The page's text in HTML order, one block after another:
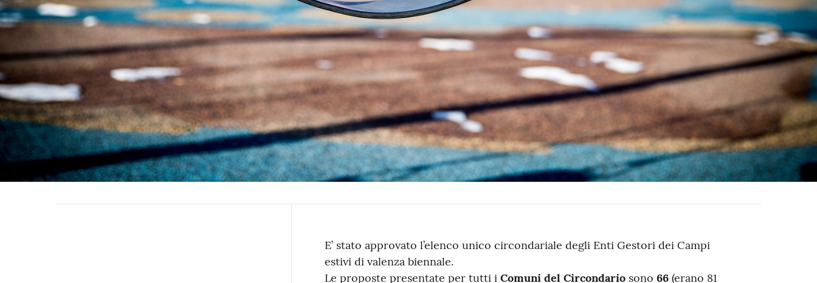
Contenuto
E’ stato approvato l’elenco unico circondariale degli Enti Gestori dei Campi
estivi di valenza biennale.
Le proposte presentate per tutti i Comuni del Circondariosono 66(erano 81